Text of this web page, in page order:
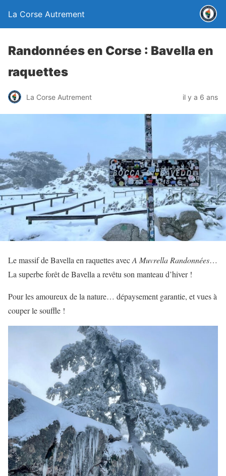
La Corse Autrement
Randonnées en Corse : Bavella en
raquettes
La Corse Autrement il y a 6 ans
Le massif de Bavella en raquettes avecA Muvrella Randonnées…
La superbe forêt de Bavella a revêtu son manteau d’hiver !
Pour les amoureux de la nature… dépaysement garantie, et vues à
couper le souffle !